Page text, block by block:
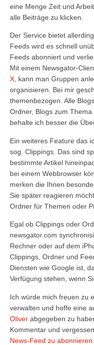
eine Menge Zeit und
alle Beiträge zu klicken.
Der Service bietet
Feeds wird es schnell
Feeds abonniert und
Mit einem Newsgator-
X, kann man Gruppen
organisieren. Bei mir
themenbezogen. Alle
Ordner, Blogs zum
behalte ich besser die
Ein weiteres Feature das
sog. Clippings. Das sind
bestimmte Artikel
bei einem Webbrowser
merken die Ihnen
Sie später reagieren
Ordner für Themen oder
Egal ob Clippings oder
newsgator.com
Rechner oder auf dem
Clippings, Ordner und
Diensten wie Google ist,
Verfügung stehen, wenn
Ich würde mich freuen zu
verwalten und hoffe eine
Oliver abgegeben zu
Kommentar und
News-Feed zu abonnieren